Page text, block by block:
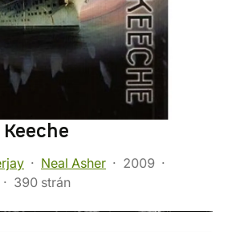
Neal Asher
2009
390 strán